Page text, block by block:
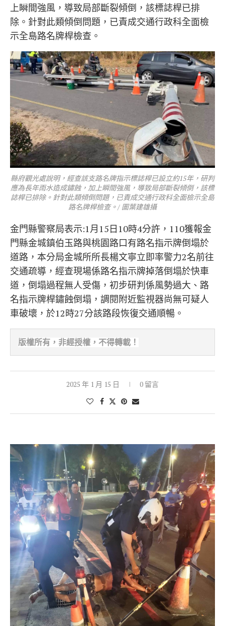
上瞬間強風，導致局部斷裂傾倒，該標誌桿已排
除。針對此類傾倒問題，已責成交通行政科全面檢
示全島路名牌桿檢查。
縣府觀光處說明，經查該支路名牌指示標誌桿已設立約15年，研判
應為長年雨水造成鏽蝕，加上瞬間強風，導致局部斷裂傾倒，該標
誌桿已排除。針對此類傾倒問題，已責成交通行政科全面檢示全島
路名牌桿檢查。/ 圖葉建雄攝
金門縣警察局表示:1月15日10時4分許，110獲報金
門縣金城鎮伯玉路與桃園路口有路名指示牌倒塌於
道路，本分局金城所所長楊文寧立即率警力2名前往
交通疏導，經查現場係路名指示牌掉落倒塌於快車
道，倒塌過程無人受傷，初步研判係風勢過大、路
名指示牌桿鏽蝕倒塌，調閱附近監視器尚無可疑人
車破壞，於12時27分該路段恢復交通順暢。
版權所有，非經授權，不得轉載！
2025 年 1 月 15 日 0 留言